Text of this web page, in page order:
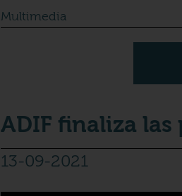
Multimedia
ADIF finaliza las
13-09-2021